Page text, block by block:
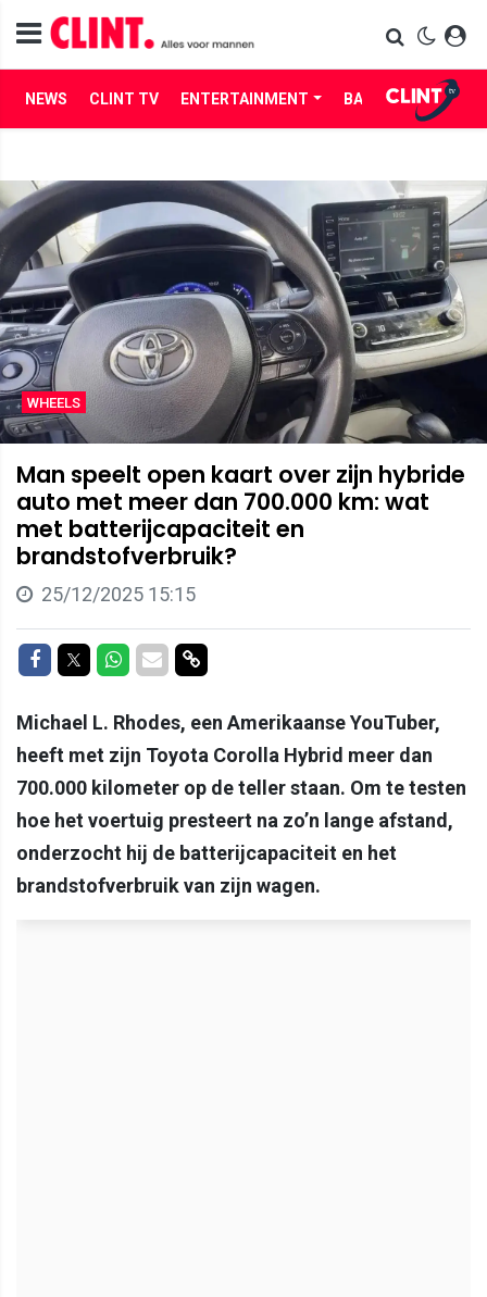
NEWS CLINT TV ENTERTAINMENT BABES LIFE
WHEELS
Man speelt open kaart over zijn hybride
auto met meer dan 700.000 km: wat
met batterijcapaciteit en
brandstofverbruik?
25/12/2025 15:15
Delen op Facebook
Delen op Twitter
Delen op Whatsapp
Delen via Mail
Delen via link
Michael L. Rhodes, een Amerikaanse YouTuber,
heeft met zijn Toyota Corolla Hybrid meer dan
700.000 kilometer op de teller staan. Om te testen
hoe het voertuig presteert na zo’n lange afstand,
onderzocht hij de batterijcapaciteit en het
brandstofverbruik van zijn wagen.